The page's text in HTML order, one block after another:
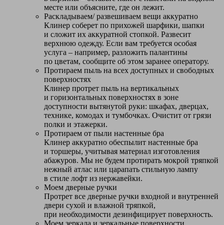
месте или объясните, где он лежит.
Раскладываем/ развешиваем вещи аккуратно
Клинер соберет по прихожей шарфики, шапки
и сложит их аккуратной стопкой. Развесит
верхнюю одежду. Если вам требуется особая
услуга – например, разложить палантины
по цветам, сообщите об этом заранее оператору.
Протираем пыль на всех доступных и свободных
поверхностях
Клинер протрет пыль на вертикальных
и горизонтальных поверхностях в зоне
доступности вытянутой руки: шкафах, дверцах,
технике, комодах и тумбочках. Очистит от грязи
полки и этажерки.
Протираем от пыли настенные бра
Клинер аккуратно обеспылит настенные бра
и торшеры, учитывая материал изготовления
абажуров. Мы не будем протирать мокрой тряпкой
нежный атлас или царапать стильную лампу
в стиле лофт из нержавейки.
Моем дверные ручки
Протрет все дверные ручки входной и внутренней
двери сухой и влажной тряпкой,
при необходимости дезинфицирует поверхность.
Моем зеркала и зеркальные поверхности